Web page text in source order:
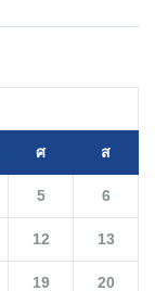
ศ ส
5 6
12 13
19 20